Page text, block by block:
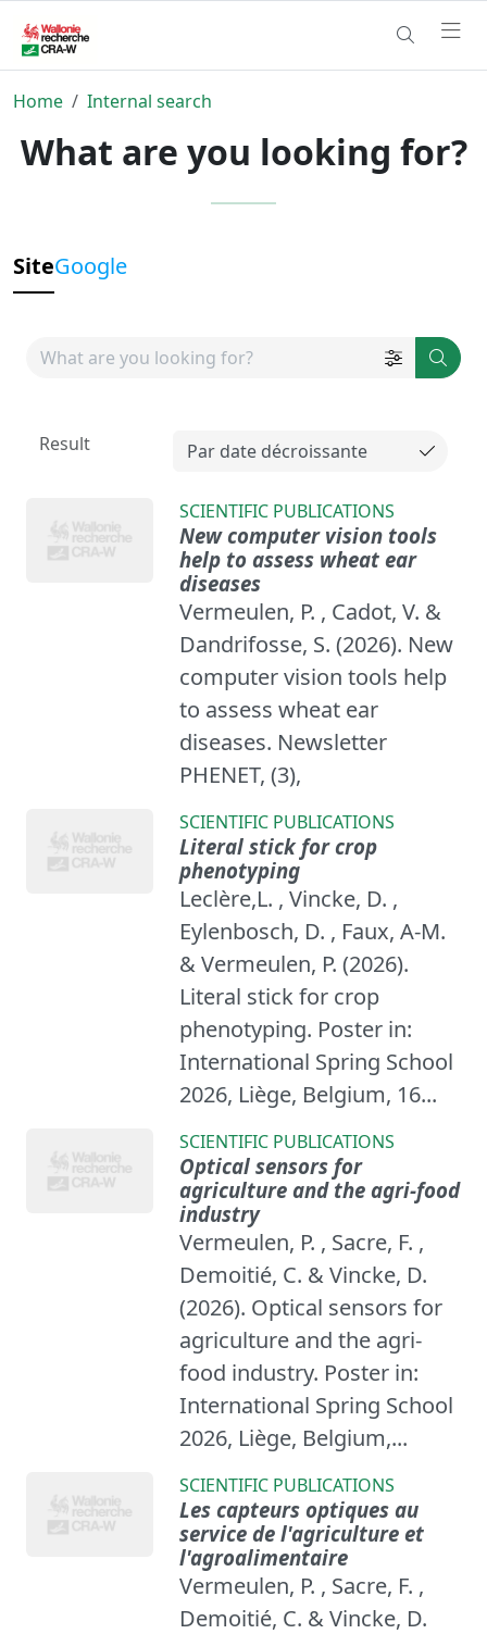
Home Internal search
What are you looking for?
SiteGoogle
Result
SCIENTIFIC PUBLICATIONS
New computer vision tools
help to assess wheat ear
diseases
Vermeulen, P. , Cadot, V. &
Dandrifosse, S. (2026). New
computer vision tools help
to assess wheat ear
diseases. Newsletter
PHENET, (3),
SCIENTIFIC PUBLICATIONS
Literal stick for crop
phenotyping
Leclère,L. , Vincke, D. ,
Eylenbosch, D. , Faux, A-M.
& Vermeulen, P. (2026).
Literal stick for crop
phenotyping. Poster in:
International Spring School
2026, Liège, Belgium, 16...
SCIENTIFIC PUBLICATIONS
Optical sensors for
agriculture and the agri-food
industry
Vermeulen, P. , Sacre, F. ,
Demoitié, C. & Vincke, D.
(2026). Optical sensors for
agriculture and the agri-
food industry. Poster in:
International Spring School
2026, Liège, Belgium,...
SCIENTIFIC PUBLICATIONS
Les capteurs optiques au
service de l'agriculture et
l'agroalimentaire
Vermeulen, P. , Sacre, F. ,
Demoitié, C. & Vincke, D.